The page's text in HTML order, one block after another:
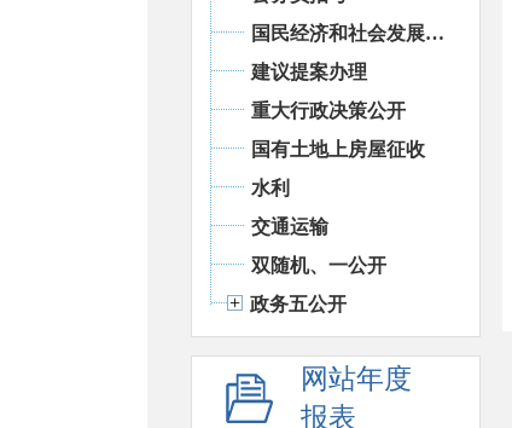
国民经济和社会发展统计信息
建议提案办理
重大行政决策公开
国有土地上房屋征收
水利
交通运输
双随机、一公开
政务五公开
网站年度
报表